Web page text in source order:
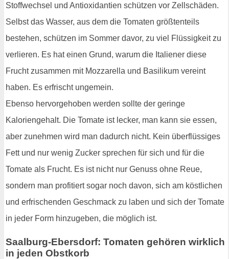
Stoffwechsel und Antioxidantien schützen vor Zellschäden.
Selbst das Wasser, aus dem die Tomaten größtenteils
bestehen, schützen im Sommer davor, zu viel Flüssigkeit zu
verlieren. Es hat einen Grund, warum die Italiener diese
Frucht zusammen mit Mozzarella und Basilikum vereint
haben. Es erfrischt ungemein.
Ebenso hervorgehoben werden sollte der geringe
Kaloriengehalt. Die Tomate ist lecker, man kann sie essen,
aber zunehmen wird man dadurch nicht. Kein überflüssiges
Fett und nur wenig Zucker sprechen für sich und für die
Tomate als Frucht. Es ist nicht nur Genuss ohne Reue,
sondern man profitiert sogar noch davon, sich am köstlichen
und erfrischenden Geschmack zu laben und sich der Tomate
in jeder Form hinzugeben, die möglich ist.
Saalburg-Ebersdorf: Tomaten gehören wirklich
in jeden Obstkorb